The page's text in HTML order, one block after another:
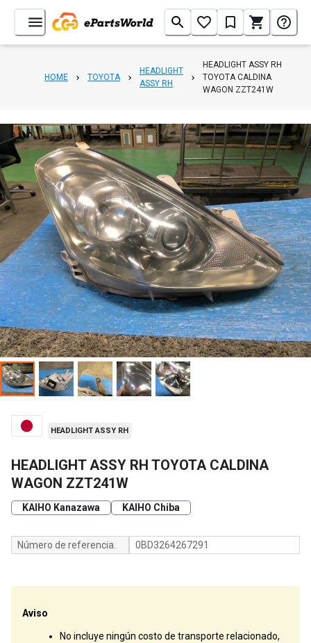
HOME TOYOTA
HEADLIGHT
ASSY RH
HEADLIGHT ASSY RH
TOYOTA CALDINA
WAGON ZZT241W
1/
HEADLIGHT ASSY RH
HEADLIGHT ASSY RH TOYOTA CALDINA
WAGON ZZT241W
KAIHO Kanazawa KAIHO Chiba
Número de referencia. 0BD3264267291
Aviso
No incluye ningún costo de transporte relacionado,